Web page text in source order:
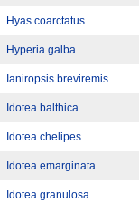
Hyas coarctatus
Hyperia galba
Ianiropsis breviremis
Idotea balthica
Idotea chelipes
Idotea emarginata
Idotea granulosa